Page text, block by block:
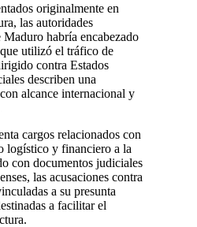
originalmente en
las autoridades
Maduro habría encabezado
utilizó el tráfico de
contra Estados
describen una
alcance internacional y
cargos relacionados con
logístico y financiero a la
con documentos judiciales
las acusaciones contra
a su presunta
a facilitar el